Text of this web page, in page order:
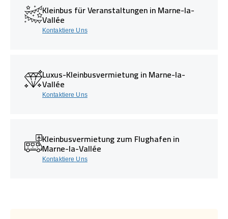
Kleinbus für Veranstaltungen in Marne-la-
Vallée
Kontaktiere Uns
Luxus-Kleinbusvermietung in Marne-la-
Vallée
Kontaktiere Uns
Kleinbusvermietung zum Flughafen in
Marne-la-Vallée
Kontaktiere Uns